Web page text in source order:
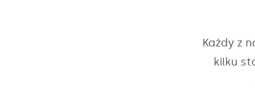
Każdy z
kilku